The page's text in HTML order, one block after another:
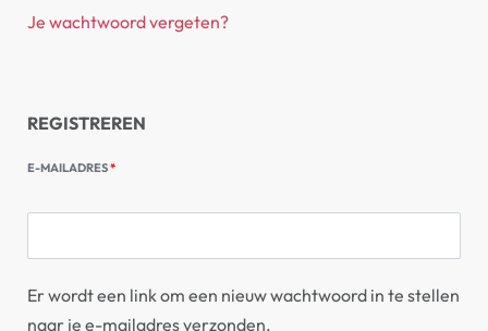
Je wachtwoord vergeten?
REGISTREREN
E-MAILADRES*
Er wordt een link om een nieuw wachtwoord in te stellen
naar je e-mailadres verzonden.